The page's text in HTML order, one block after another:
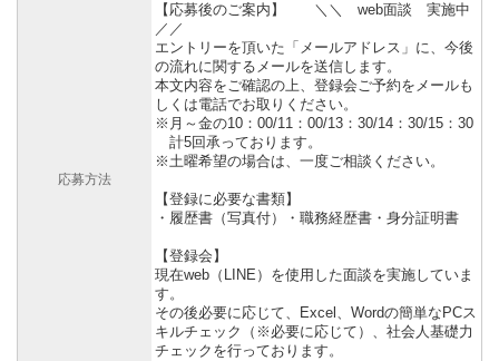
応募方法
【応募後のご案内】 ＼＼ web面談 実施中
／／
エントリーを頂いた「メールアドレス」に、今後
の流れに関するメールを送信します。
本文内容をご確認の上、登録会ご予約をメールも
しくは電話でお取りください。
※月～金の10：00/11：00/13：30/14：30/15：30
計5回承っております。
※土曜希望の場合は、一度ご相談ください。
【登録に必要な書類】
・履歴書（写真付）・職務経歴書・身分証明書
【登録会】
現在web（LINE）を使用した面談を実施していま
す。
その後必要に応じて、Excel、Wordの簡単なPCス
キルチェック（※必要に応じて）、社会人基礎力
チェックを行っております。